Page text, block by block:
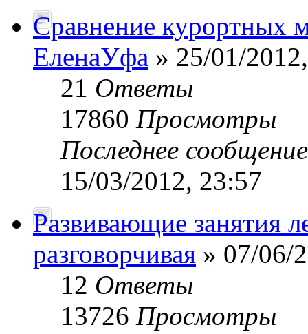
Сравнение курортных
ЕленаУфа » 25/01/
21 Ответы
17860 Просмотры
Последнее
15/03/2012, 23:57
Развивающие занятия
разговорчивая » 07/06/
12 Ответы
13726 Просмотры